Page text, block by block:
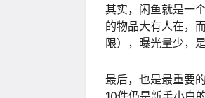
其实，闲鱼就是一
的物品大有人在，
限），曝光量少，
最后，也是最重要